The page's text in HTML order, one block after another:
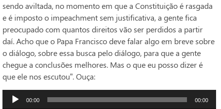
sendo aviltada, no momento em que a Constituição é rasgada
e é imposto o impeachment sem justificativa, a gente fica
preocupado com quantos direitos vão ser perdidos a partir
daí. Acho que o Papa Francisco deve falar algo em breve sobre
o diálogo, sobre essa busca pelo diálogo, para que a gente
chegue a conclusões melhores. Mas o que eu posso dizer é
que ele nos escutou”. Ouça:
Tocador 00:00 00:00